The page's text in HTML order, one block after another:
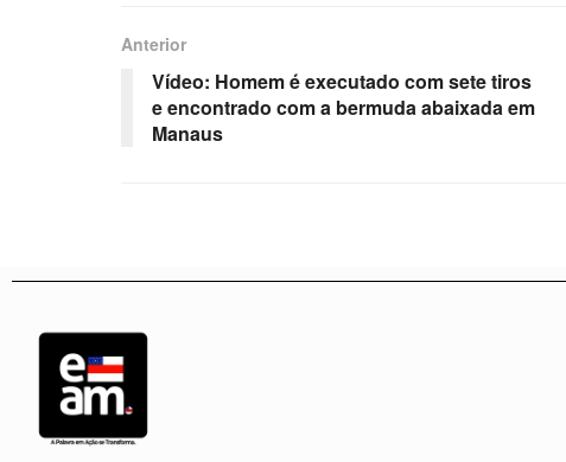
Anterior
Vídeo: Homem é executado com sete tiros
e encontrado com a bermuda abaixada em
Manaus